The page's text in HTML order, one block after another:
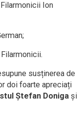
Ion
Filarmonicii.
susținerea de
doi foarte apreciați
Ștefan Doniga și